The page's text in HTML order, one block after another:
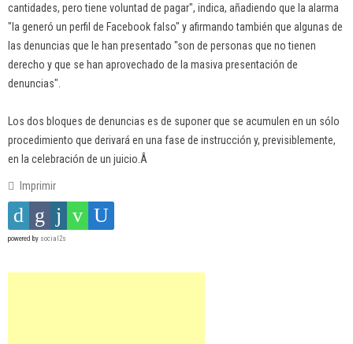
cantidades, pero tiene voluntad de pagar", indica, añadiendo que la alarma
"la generó un perfil de Facebook falso" y afirmando también que algunas de
las denuncias que le han presentado "son de personas que no tienen
derecho y que se han aprovechado de la masiva presentación de
denuncias".
Los dos bloques de denuncias es de suponer que se acumulen en un sólo
procedimiento que derivará en una fase de instrucción y, previsiblemente,
en la celebración de un juicio.Â
Imprimir
powered by social2s